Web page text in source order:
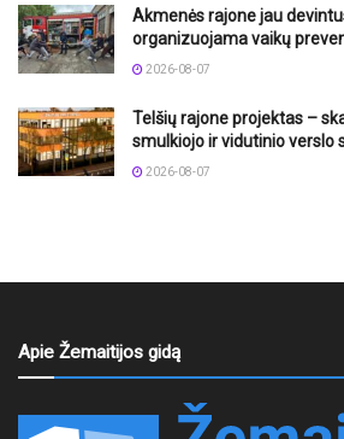
Akmenės rajone jau
organizuojama vaikų
2026-08-07
Telšių rajone projektas –
smulkiojo ir vidutinio verslo
2026-08-07
Apie Žemaitijos gidą